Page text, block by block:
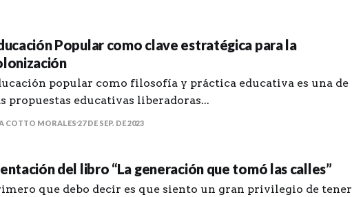
Popular como clave estratégica para la
popular como filosofía y práctica educativa es una de
propuestas educativas liberadoras...
COTTO MORALES 27 DE SEP. DE 2023
del libro “La generación que tomó las calles”
que debo decir es que siento un gran privilegio de tener